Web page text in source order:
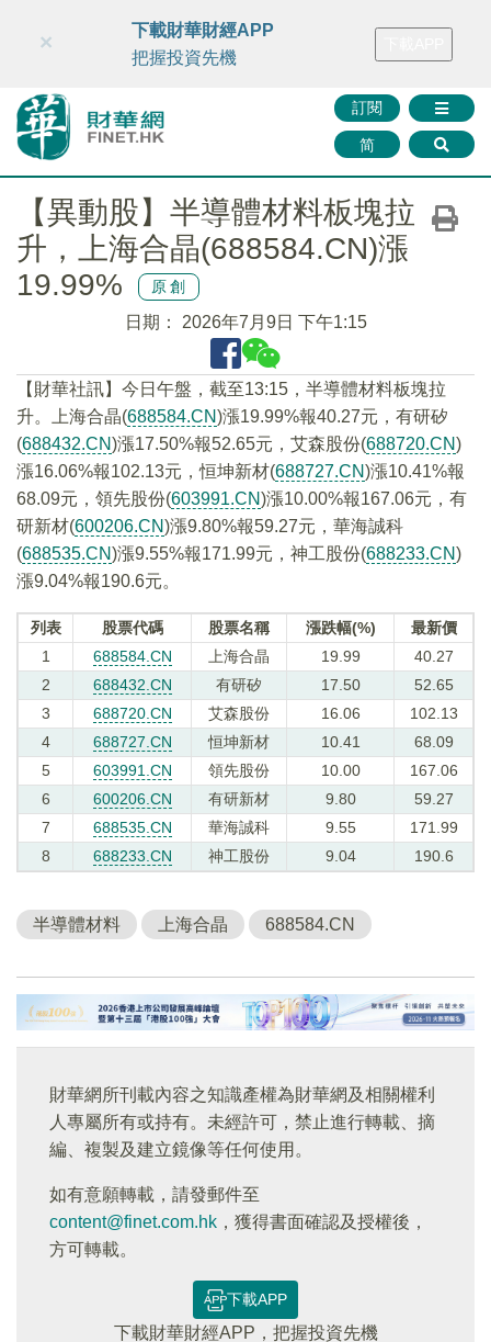
財華智庫網 FINTV FINMETA 財華證券 媒體矩陣
訂閱
简
×
下載財華財經APP
把握投資先機
【異動股】半導體材料板塊拉
升，上海合晶(688584.CN)漲
19.99%
原創
日期： 2026年7月9日 下午1:15
【財華社訊】今日午盤，截至13:15，半導體材料板塊拉
升。上海合晶(688584.CN)漲19.99%報40.27元，有研矽
(688432.CN)漲17.50%報52.65元，艾森股份(688720.CN)
漲16.06%報102.13元，恒坤新材(688727.CN)漲10.41%報
68.09元，領先股份(603991.CN)漲10.00%報167.06元，有
研新材(600206.CN)漲9.80%報59.27元，華海誠科
(688535.CN)漲9.55%報171.99元，神工股份(688233.CN)
漲9.04%報190.6元。
列表 股票代碼 股票名稱 漲跌幅(%)
最新價
1
688584.CN 上海合晶 19.99
40.27
2
688432.CN 有研矽 17.50
52.65
3
688720.CN 艾森股份 16.06
102.13
4
688727.CN 恒坤新材 10.41
68.09
5
603991.CN 領先股份 10.00
167.06
6
600206.CN 有研新材 9.80
59.27
7
688535.CN 華海誠科 9.55
171.99
8
688233.CN 神工股份 9.04 190.6
半導體材料 上海合晶 688584.CN
財華網所刊載內容之知識產權為財華網及相關權利
人專屬所有或持有。未經許可，禁止進行轉載、摘
編、複製及建立鏡像等任何使用。
如有意願轉載，請發郵件至
content@finet.com.hk ，獲得書面確認及授權後，
方可轉載。
下載APP
下載財華財經APP，把握投資先機